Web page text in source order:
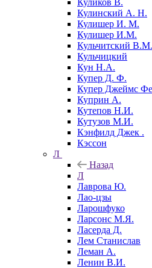
Куликов В.
Кулинский А. Н.
Кулишер И. М.
Кулишер И.М.
Кульчитский В.М.
Кульчицкий
Кун Н.А.
Купер Д. Ф.
Купер Джеймс
Куприн А.
Кутепов Н.И.
Кутузов М.И.
Кэнфилд Джек .
Кэссон
Л
Назад
Л
Лаврова Ю.
Лао-цзы
Ларошфуко
Ларсонс М.Я.
Ласерда Д.
Лем Станислав
Леман А.
Ленин В.И.